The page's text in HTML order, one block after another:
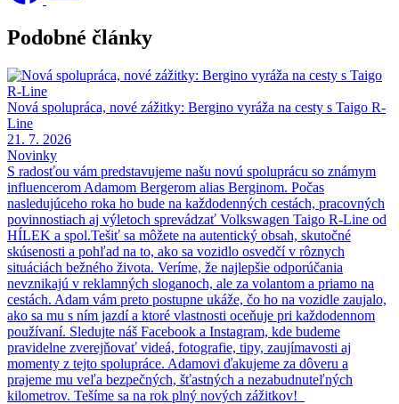
Podobné články
Nová spolupráca, nové zážitky: Bergino vyráža na cesty s Taigo R-
Line
21. 7. 2026
Novinky
S radosťou vám predstavujeme našu novú spoluprácu so známym
influencerom Adamom Bergerom alias Berginom. Počas
nasledujúceho roka ho bude na každodenných cestách, pracovných
povinnostiach aj výletoch sprevádzať Volkswagen Taigo R-Line od
HÍLEK a spol.Tešiť sa môžete na autentický obsah, skutočné
skúsenosti a pohľad na to, ako sa vozidlo osvedčí v rôznych
situáciách bežného života. Veríme, že najlepšie odporúčania
nevznikajú v reklamných sloganoch, ale za volantom a priamo na
cestách. Adam vám preto postupne ukáže, čo ho na vozidle zaujalo,
ako sa mu s ním jazdí a ktoré vlastnosti oceňuje pri každodennom
používaní. Sledujte náš Facebook a Instagram, kde budeme
pravidelne zverejňovať videá, fotografie, tipy, zaujímavosti aj
momenty z tejto spolupráce. Adamovi ďakujeme za dôveru a
prajeme mu veľa bezpečných, šťastných a nezabudnuteľných
kilometrov. Tešíme sa na rok plný nových zážitkov!